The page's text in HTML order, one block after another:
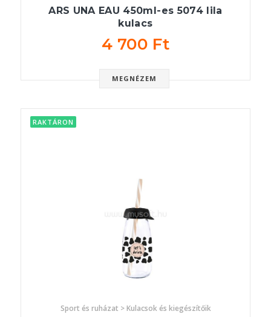
ARS UNA EAU 450ml-es 5074 lila
kulacs
4 700 Ft
MEGNÉZEM
RAKTÁRON
Sport és ruházat > Kulacsok és kiegészítőik